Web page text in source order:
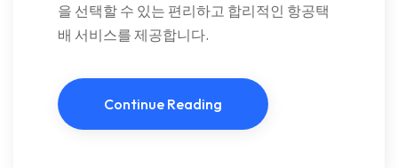
을 선택할 수 있는 편리하고 합리적인 항공택
배 서비스를 제공합니다.
Continue Reading